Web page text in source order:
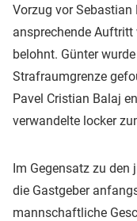
Vorzug vor Sebastian
ansprechende
belohnt. Günter
Strafraumgrenze
Pavel Cristian Balaj
verwandelte locker
Im Gegensatz zu
die Gastgeber
mannschaftliche